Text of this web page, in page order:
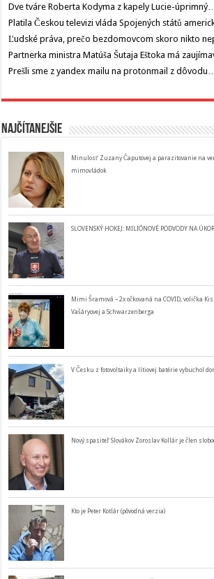
Dve tváre Roberta Kodyma z kapely Lucie-úprimný…
Platila Českou televizi vláda Spojených států
Ľudské práva, prečo bezdomovcom skoro nikto
Partnerka ministra Matúša Šutaja Eštoka má
Prešli sme z yandex mailu na protonmail z dôvodu…
Najčítanejšie
Minulosť Zuzany Čaputovej a parazitovanie na
mimovládok
SLOVENSKÝ HOKEJ: MILIÓNOVÉ PODVODY NA
Mimi Šramová – 2x očkovaná na COVID, volička
Vašáryovej a Schwarzenberga
V Česku z fotovoltaiky a lítiovej batérie vybuchol
Nový spasiteľ Slovákov Zoroslav Kollár je člen
Kto je Peter Kotlár (pôvodná verzia)